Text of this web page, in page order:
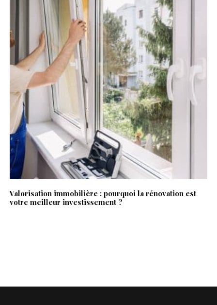
Valorisation immobilière : pourquoi la rénovation est
votre meilleur investissement ?